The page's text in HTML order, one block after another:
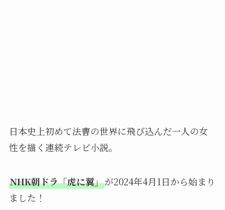
日本史上初めて法曹の世界に飛び込んだ一人の女
性を描く連続テレビ小説。
NHK朝ドラ「虎に翼」が2024年4月1日から始まり
ました！